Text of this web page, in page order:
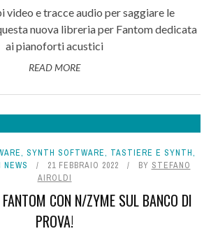
video e tracce audio per saggiare le
nuova libreria per Fantom dedicata
ai pianoforti acustici
READ MORE
, SYNTH SOFTWARE, TASTIERE E SYNTH,
21 FEBBRAIO 2022 BY STEFANO
AIROLDI
CON N/ZYME SUL BANCO DI
PROVA!